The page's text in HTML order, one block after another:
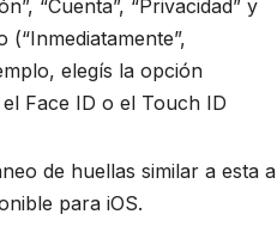
“Cuenta”, “Privacidad” y
elegís la opción
Face ID o el Touch ID
de huellas similar a esta a
para iOS.